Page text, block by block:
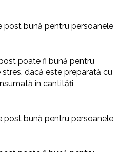
post bună pentru persoanele
poate fi bună pentru
dacă este preparată cu
în cantități
post bună pentru persoanele